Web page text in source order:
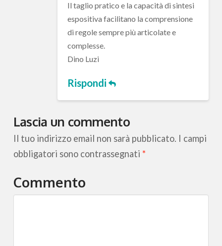
Il taglio pratico e la capacità di sintesi
espositiva facilitano la comprensione
di regole sempre più articolate e
complesse.
Dino Luzi
Rispondi
Lascia un commento
Il tuo indirizzo email non sarà pubblicato. I campi
obbligatori sono contrassegnati *
Commento